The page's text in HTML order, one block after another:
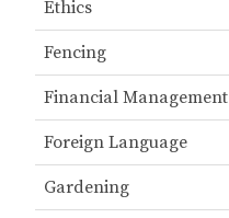
Ethics
Fencing
Financial Management
Foreign Language
Gardening